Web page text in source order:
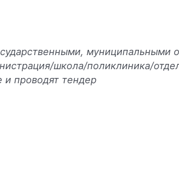
муниципальными
школа/поликлиника/
и проводят тендер